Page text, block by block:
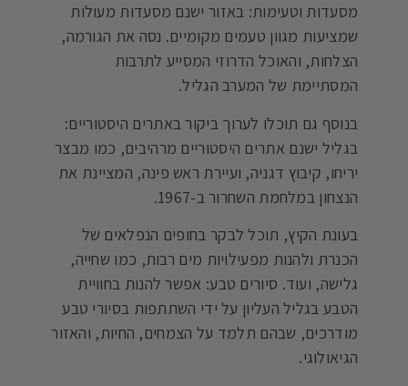
מסעדות וטעימות: באזור ישנם מסעדות מעולות
שמציעות מגוון טעמים מקומיים. נסה את הגורמה,
הצלחות, והאוכל הדרוזי המסייע לתרבות
המסתיימת של המערב הגליל.
בנוסף גם תוכלו לערוך ביקור באתרים היסטוריים:
בגליל ישנם אתרים היסטוריים מרהיבים, כמו מבצר
יריחו, קיבוץ דגניה, ועיירת ראש פינה, המציינת את
הנצחון במלחמת השחרור ב-1967.
בעונת הקיץ, תוכל לבקר בחופים הנפלאים של
הכנרת ולהנות מפעילויות מים רבות, כמו שחייה,
גלישה, ועוד. סיורים טבע: אפשר להנות בחוויית
הטבע בגליל העליון על ידי השתתפות בסיורי טבע
מודרכים, שבהם תלמד על הצמחים, החיות, והאזור
הגיאולוגי.